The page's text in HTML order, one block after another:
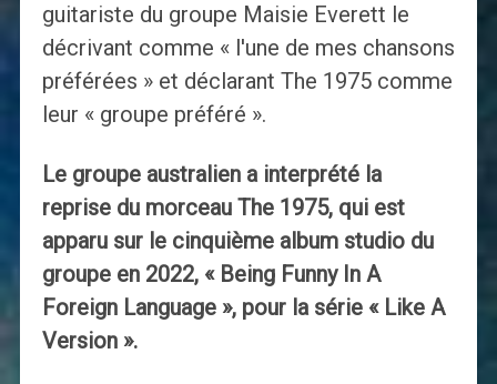
guitariste du groupe Maisie Everett le
décrivant comme « l'une de mes chansons
préférées » et déclarant The 1975 comme
leur « groupe préféré ».
Le groupe australien a interprété la
reprise du morceau The 1975, qui est
apparu sur le cinquième album studio du
groupe en 2022, « Being Funny In A
Foreign Language », pour la série « Like A
Version ».